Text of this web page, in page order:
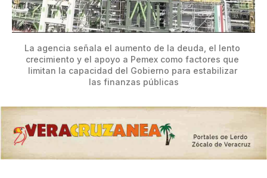
La agencia señala el aumento de la deuda, el lento
crecimiento y el apoyo a Pemex como factores que
limitan la capacidad del Gobierno para estabilizar
las finanzas públicas